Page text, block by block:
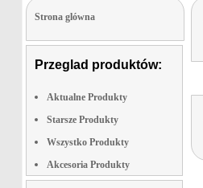
Strona glówna
Przeglad produktów:
Aktualne Produkty
Starsze Produkty
Wszystko Produkty
Akcesoria Produkty